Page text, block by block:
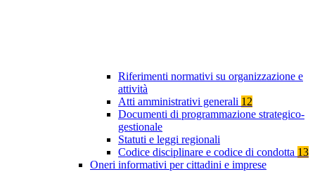
Riferimenti normativi su organizzazione e
attività
Atti amministrativi generali 12
Documenti di programmazione strategico-
gestionale
Statuti e leggi regionali
Codice disciplinare e codice di condotta 13
Oneri informativi per cittadini e imprese